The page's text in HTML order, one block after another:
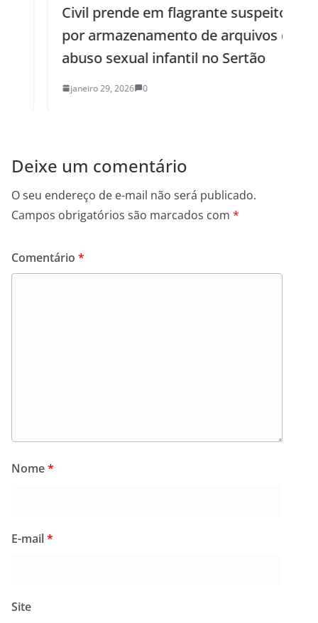
Civil prende em flagrante suspeito
por armazenamento de arquivos de
abuso sexual infantil no Sertão
janeiro 29, 2026 0
Deixe um comentário
O seu endereço de e-mail não será publicado.
Campos obrigatórios são marcados com *
Comentário *
Nome*
E-mail*
Site